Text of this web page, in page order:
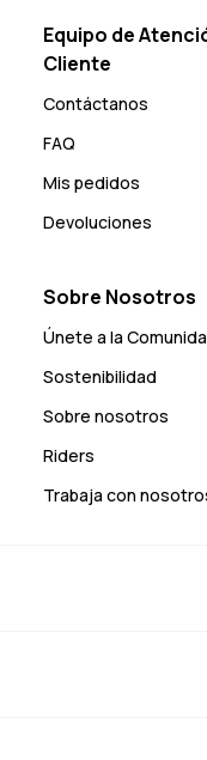
Equipo de
Cliente
Contáctanos
FAQ
Mis pedidos
Devoluciones
Sobre Nosotros
Únete a la
Sostenibilidad
Sobre nosotros
Riders
Trabaja con